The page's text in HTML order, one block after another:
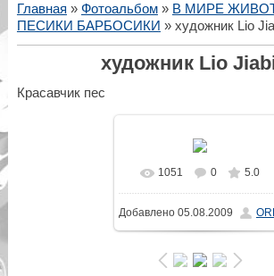
Главная » Фотоальбом» В МИРЕ
ПЕСИКИ БАРБОСИКИ » художник Lio
художник Lio
Красавчик пес
В реальном размере
517x600/ 61.9Kb
1051 0 5.0
Добавлено05.08.2009